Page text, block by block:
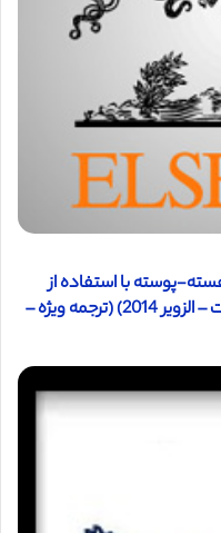
پوسته با استفاده از
روش قالب الکترواسپری (ساینس دایرکت – الزویر 2014) (ترجمه ویژه –